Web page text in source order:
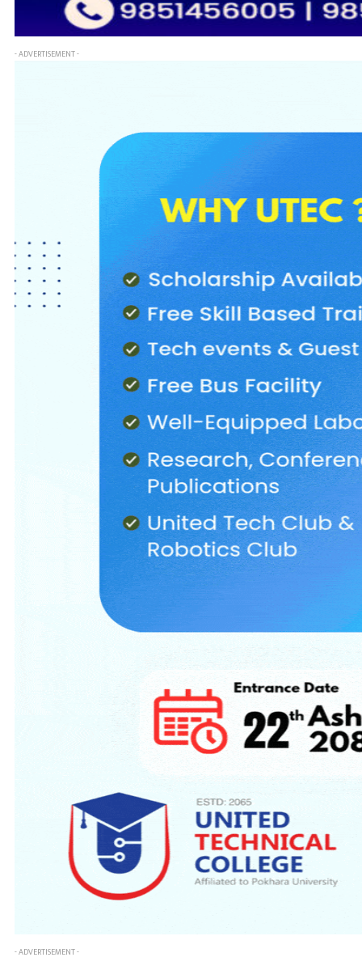
- ADVERTISEMENT -
- ADVERTISEMENT -